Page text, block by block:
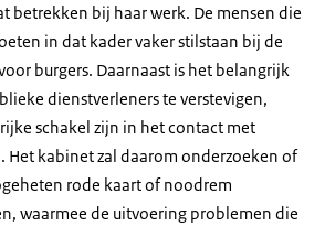
betrekken bij haar werk. De mensen die
in dat kader vaker stilstaan bij de
burgers. Daarnaast is het belangrijk
dienstverleners te verstevigen,
schakel zijn in het contact met
Het kabinet zal daarom onderzoeken of
rode kaart of noodrem
waarmee de uitvoering problemen die